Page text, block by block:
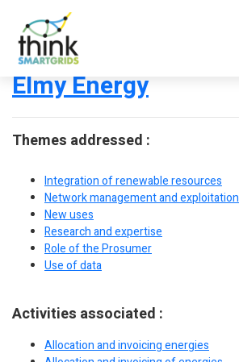
Elmy Energy
Themes addressed :
Integration of renewable resources
Network management and exploitation
New uses
Research and expertise
Role of the Prosumer
Use of data
Activities associated :
Allocation and invoicing energies